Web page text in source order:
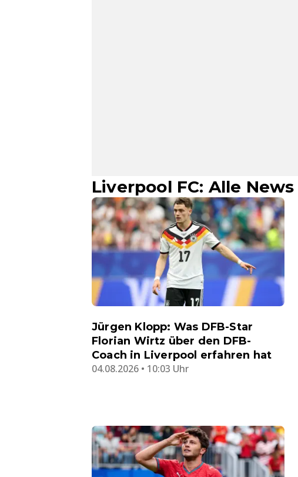
Liverpool FC: Alle News
Jürgen Klopp: Was DFB-Star
Florian Wirtz über den DFB-
Coach in Liverpool erfahren hat
04.08.2026 • 10:03 Uhr